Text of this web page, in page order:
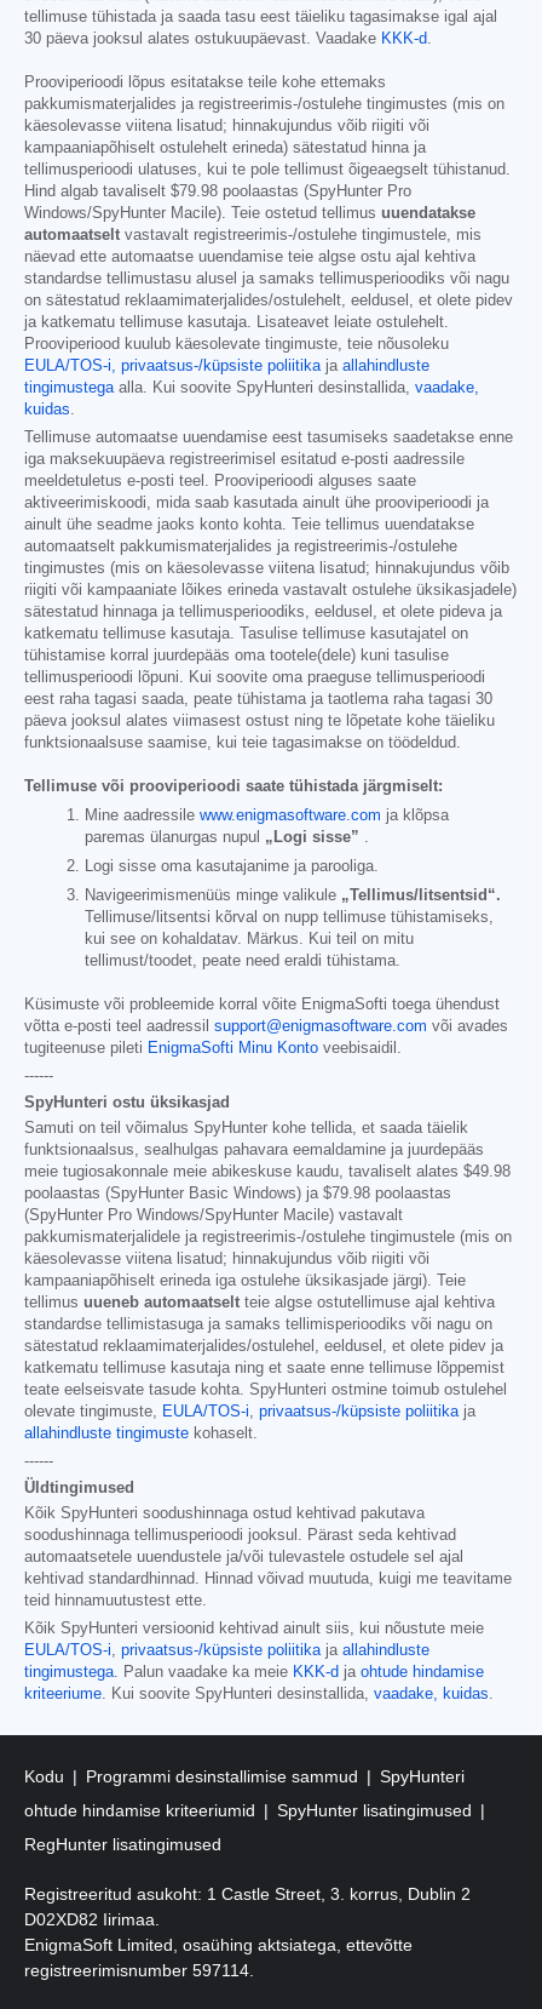
tellimuse tühistada ja saada tasu eest täieliku tagasimakse igal ajal
30 päeva jooksul alates ostukuupäevast. Vaadake KKK-d
Prooviperioodi lõpus esitatakse teile kohe ettemaks
pakkumismaterjalides ja registreerimis-/ostulehe tingimustes (mis on
käesolevasse viitena lisatud; hinnakujundus võib riigiti või
kampaaniapõhiselt ostulehelt erineda) sätestatud hinna ja
tellimusperioodi ulatuses, kui te pole tellimust õigeaegselt tühistanud.
Hind algab tavaliselt $79.98 poolaastas (SpyHunter Pro
Windows/SpyHunter Macile). Teie ostetud tellimus uuendatakse
automaatselt vastavalt registreerimis-/ostulehe tingimustele, mis
näevad ette automaatse uuendamise teie algse ostu ajal kehtiva
standardse tellimustasu alusel ja samaks tellimusperioodiks või nagu
on sätestatud reklaamimaterjalides/ostulehelt, eeldusel, et olete pidev
ja katkematu tellimuse kasutaja. Lisateavet leiate ostulehelt.
Prooviperiood kuulub käesolevate tingimuste, teie nõusoleku
EULA/TOS-i,
privaatsus-/küpsiste poliitika ja allahindluste
tingimustega alla. Kui soovite SpyHunteri desinstallida, vaadake,
kuidas
Tellimuse automaatse uuendamise eest tasumiseks saadetakse enne
iga maksekuupäeva registreerimisel esitatud e-posti aadressile
meeldetuletus e-posti teel. Prooviperioodi alguses saate
aktiveerimiskoodi, mida saab kasutada ainult ühe prooviperioodi ja
ainult ühe seadme jaoks konto kohta. Teie tellimus uuendatakse
automaatselt pakkumismaterjalides ja registreerimis-/ostulehe
tingimustes (mis on käesolevasse viitena lisatud; hinnakujundus võib
riigiti või kampaaniate lõikes erineda vastavalt ostulehe üksikasjadele)
sätestatud hinnaga ja tellimusperioodiks, eeldusel, et olete pideva ja
katkematu tellimuse kasutaja. Tasulise tellimuse kasutajatel on
tühistamise korral juurdepääs oma tootele(dele) kuni tasulise
tellimusperioodi lõpuni. Kui soovite oma praeguse tellimusperioodi
eest raha tagasi saada, peate tühistama ja taotlema raha tagasi 30
päeva jooksul alates viimasest ostust ning te lõpetate kohe täieliku
funktsionaalsuse saamise, kui teie tagasimakse on töödeldud.
Tellimuse või prooviperioodi saate tühistada järgmiselt:
Mine aadressile www.enigmasoftware.com ja klõpsa
paremas ülanurgas nupul „Logi sisse”
Logi sisse oma kasutajanime ja parooliga.
Navigeerimismenüüs minge valikule „Tellimus/litsentsid“.
Tellimuse/litsentsi kõrval on nupp tellimuse tühistamiseks,
kui see on kohaldatav. Märkus. Kui teil on mitu
tellimust/toodet, peate need eraldi tühistama.
Küsimuste või probleemide korral võite EnigmaSofti toega ühendust
võtta e-posti teel aadressil support@enigmasoftware.com või avades
tugiteenuse pileti EnigmaSofti Minu Konto veebisaidil.
------
SpyHunteri ostu üksikasjad
Samuti on teil võimalus SpyHunter kohe tellida, et saada täielik
funktsionaalsus, sealhulgas pahavara eemaldamine ja juurdepääs
meie tugiosakonnale meie abikeskuse kaudu, tavaliselt alates $49.98
poolaastas (SpyHunter Basic Windows) ja $79.98 poolaastas
(SpyHunter Pro Windows/SpyHunter Macile) vastavalt
pakkumismaterjalidele ja registreerimis-/ostulehe tingimustele (mis on
käesolevasse viitena lisatud; hinnakujundus võib riigiti või
kampaaniapõhiselt erineda iga ostulehe üksikasjade järgi). Teie
tellimus uueneb automaatselt teie algse ostutellimuse ajal kehtiva
standardse tellimistasuga ja samaks tellimisperioodiks või nagu on
sätestatud reklaamimaterjalides/ostulehel, eeldusel, et olete pidev ja
katkematu tellimuse kasutaja ning et saate enne tellimuse lõppemist
teate eelseisvate tasude kohta. SpyHunteri ostmine toimub ostulehel
olevate tingimuste, EULA/TOS-i, privaatsus-/küpsiste poliitikaja
allahindluste tingimuste kohaselt.
------
Üldtingimused
Kõik SpyHunteri soodushinnaga ostud kehtivad pakutava
soodushinnaga tellimusperioodi jooksul. Pärast seda kehtivad
automaatsetele uuendustele ja/või tulevastele ostudele sel ajal
kehtivad standardhinnad. Hinnad võivad muutuda, kuigi me teavitame
teid hinnamuutustest ette.
Kõik SpyHunteri versioonid kehtivad ainult siis, kui nõustute meie
EULA/TOS-i, privaatsus-/küpsiste poliitikaja allahindluste
tingimustega. Palun vaadake ka meie KKK-d ja ohtude hindamise
kriteeriume. Kui soovite SpyHunteri desinstallida, vaadake, kuidas.
Kodu Programmi desinstallimise sammud
SpyHunteri
ohtude hindamise kriteeriumid
SpyHunter lisatingimused
RegHunter lisatingimused
Registreeritud asukoht: 1 Castle Street, 3. korrus, Dublin 2
D02XD82 Iirimaa.
EnigmaSoft Limited, osaühing aktsiatega, ettevõtte
registreerimisnumber 597114.